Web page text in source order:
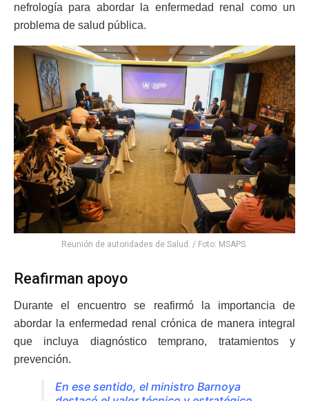
nefrología para abordar la enfermedad renal como un
problema de salud pública.
Reunión de autoridades de Salud. / Foto: MSAPS.
Reafirman apoyo
Durante el encuentro se reafirmó la importancia de
abordar la enfermedad renal crónica de manera integral
que incluya diagnóstico temprano, tratamientos y
prevención.
En ese sentido, el ministro Barnoya